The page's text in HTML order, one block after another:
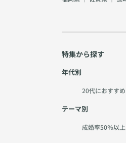
特集から探す
年代別
20代におすすめ
テーマ別
成婚率50％以上